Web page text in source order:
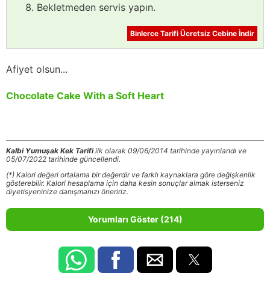
Bekletmeden servis yapın.
Binlerce Tarifi Ücretsiz Cebine İndir
Afiyet olsun...
Chocolate Cake With a Soft Heart
Kalbi Yumuşak Kek Tarifiilk olarak 09/06/2014 tarihinde yayınlandı ve
05/07/2022 tarihinde güncellendi.
(*) Kalori değeri ortalama bir değerdir ve farklı kaynaklara göre değişkenlik
gösterebilir. Kalori hesaplama için daha kesin sonuçlar almak isterseniz
diyetisyeninize danışmanızı öneririz.
Yorumları Göster (214)